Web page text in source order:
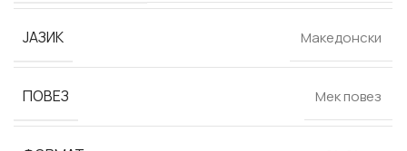
ЈАЗИК Македонски
ПОВЕЗ Мек повез